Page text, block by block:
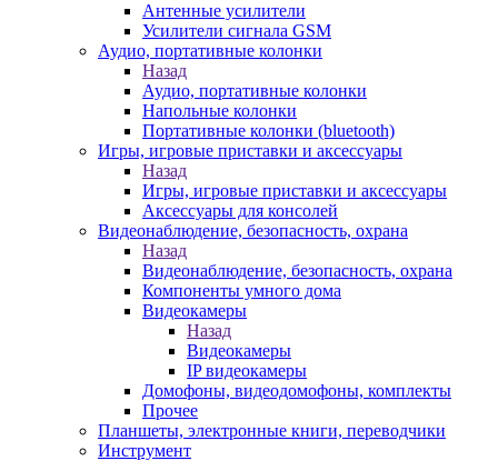
Антенные усилители
Усилители сигнала GSM
Аудио, портативные колонки
Назад
Аудио, портативные колонки
Напольные колонки
Портативные колонки (bluetooth)
Игры, игровые приставки и аксессуары
Назад
Игры, игровые приставки и аксессуары
Аксессуары для консолей
Видеонаблюдение, безопасность, охрана
Назад
Видеонаблюдение, безопасность, охрана
Компоненты умного дома
Видеокамеры
Назад
Видеокамеры
IP видеокамеры
Домофоны, видеодомофоны, комплекты
Прочее
Планшеты, электронные книги, переводчики
Инструмент